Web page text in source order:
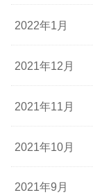
2022年1月
2021年12月
2021年11月
2021年10月
2021年9月